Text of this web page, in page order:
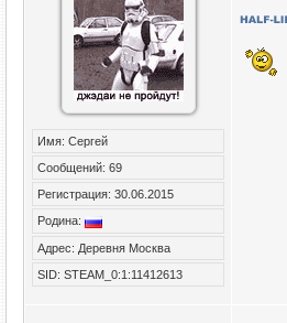
Имя: Сергей
Сообщений: 69
Регистрация: 30.06.2015
Родина:
Адрес: Деревня Москва
SID: STEAM_0:1:11412613